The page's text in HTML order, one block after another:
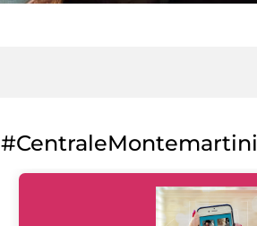
#CentraleMontemartini